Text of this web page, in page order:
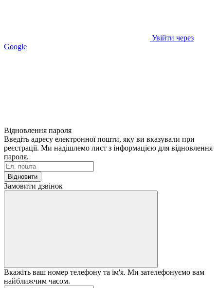
Увійти через
Google
Відновлення пароля
Введіть адресу електронної пошти, яку ви вказували при
реєстрації. Ми надішлемо лист з інформацією для відновлення
пароля.
Відновити
Замовити дзвінок
Вкажіть ваш номер телефону та ім'я. Ми зателефонуємо вам
найближчим часом.